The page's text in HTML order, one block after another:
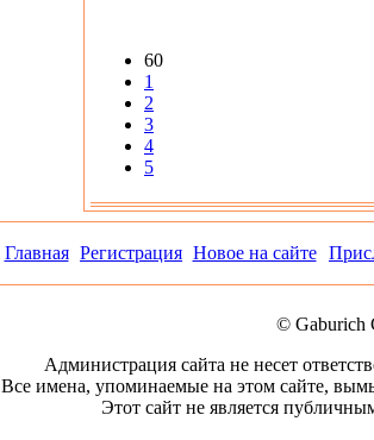
60
1
2
3
4
5
Главная Регистрация Новое на сайте
© Gaburich
Администрация сайта не несет
Все имена, упоминаемые на этом сайте,
Этот сайт не является